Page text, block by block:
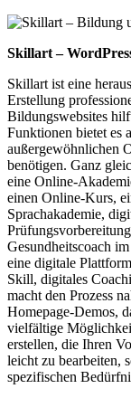
Skillart –
Skillart ist eine
Erstellung
Bildungswebsites
Funktionen bietet es
außergewöhnlichen
benötigen. Ganz
eine Online-
einen Online-Kurs,
Sprachakademie,
Gesundheitscoach
eine digitale
Skill, digitales
macht den Prozess
Homepage-Demos,
vielfältige
erstellen, die Ihren
leicht zu bearbeiten,
spezifischen